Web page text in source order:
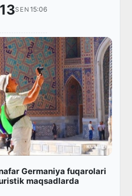
13SEN 15:06
Germaniya fuqarolari
maqsadlarda